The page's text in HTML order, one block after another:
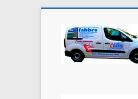
contenutoCambio